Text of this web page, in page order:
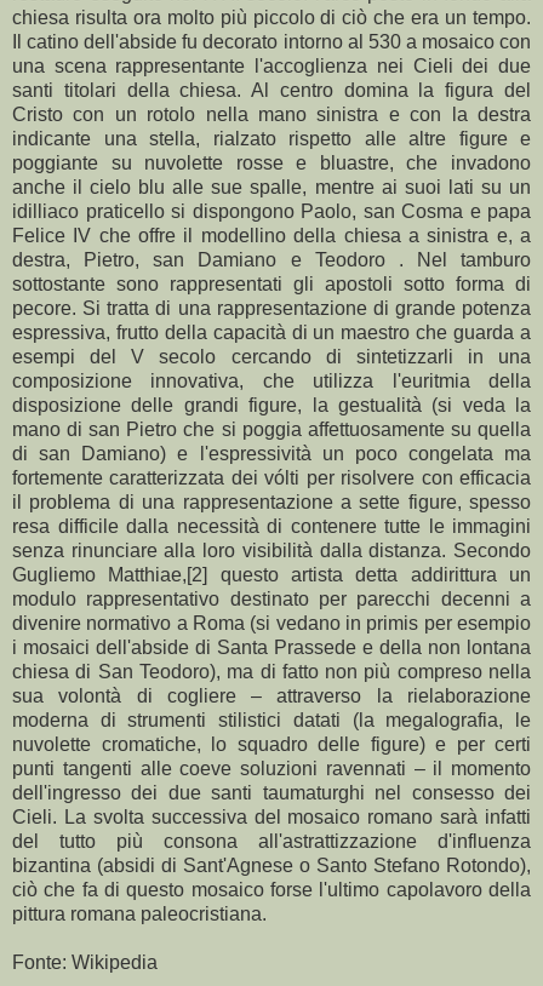
chiesa risulta ora molto più piccolo di ciò che era un tempo.
Il catino dell'abside fu decorato intorno al 530 a mosaico con
una scena rappresentante l'accoglienza nei Cieli dei due
santi titolari della chiesa. Al centro domina la figura del
Cristo con un rotolo nella mano sinistra e con la destra
indicante una stella, rialzato rispetto alle altre figure e
poggiante su nuvolette rosse e bluastre, che invadono
anche il cielo blu alle sue spalle, mentre ai suoi lati su un
idilliaco praticello si dispongono Paolo, san Cosma e papa
Felice IV che offre il modellino della chiesa a sinistra e, a
destra, Pietro, san Damiano e Teodoro . Nel tamburo
sottostante sono rappresentati gli apostoli sotto forma di
pecore. Si tratta di una rappresentazione di grande potenza
espressiva, frutto della capacità di un maestro che guarda a
esempi del V secolo cercando di sintetizzarli in una
composizione innovativa, che utilizza l'euritmia della
disposizione delle grandi figure, la gestualità (si veda la
mano di san Pietro che si poggia affettuosamente su quella
di san Damiano) e l'espressività un poco congelata ma
fortemente caratterizzata dei vólti per risolvere con efficacia
il problema di una rappresentazione a sette figure, spesso
resa difficile dalla necessità di contenere tutte le immagini
senza rinunciare alla loro visibilità dalla distanza. Secondo
Gugliemo Matthiae,[2] questo artista detta addirittura un
modulo rappresentativo destinato per parecchi decenni a
divenire normativo a Roma (si vedano in primis per esempio
i mosaici dell'abside di Santa Prassede e della non lontana
chiesa di San Teodoro), ma di fatto non più compreso nella
sua volontà di cogliere – attraverso la rielaborazione
moderna di strumenti stilistici datati (la megalografia, le
nuvolette cromatiche, lo squadro delle figure) e per certi
punti tangenti alle coeve soluzioni ravennati – il momento
dell'ingresso dei due santi taumaturghi nel consesso dei
Cieli. La svolta successiva del mosaico romano sarà infatti
del tutto più consona all'astrattizzazione d'influenza
bizantina (absidi di Sant'Agnese o Santo Stefano Rotondo),
ciò che fa di questo mosaico forse l'ultimo capolavoro della
pittura romana paleocristiana.
Fonte: Wikipedia